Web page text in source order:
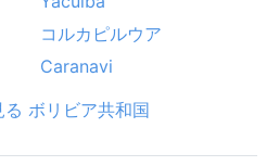
コルカピルウア
Caranavi
ボリビア共和国